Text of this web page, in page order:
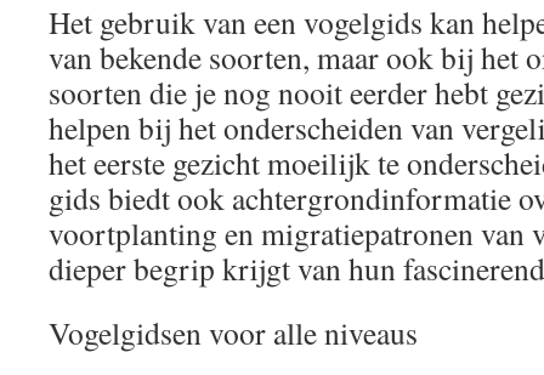
Het gebruik van een vogelgids kan
van bekende soorten, maar ook bij het
soorten die je nog nooit eerder hebt
helpen bij het onderscheiden van
het eerste gezicht moeilijk te
gids biedt ook achtergrondinformatie
voortplanting en migratiepatronen van
dieper begrip krijgt van hun
Vogelgidsen voor alle niveaus